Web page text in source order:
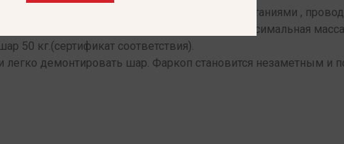
чески и подтверждается динамическими испытаниями ,
испытательной лаборатории. Максимальная
50 кг.(сертификат соответствия).
демонтировать шар. Фаркоп становится незаметным и